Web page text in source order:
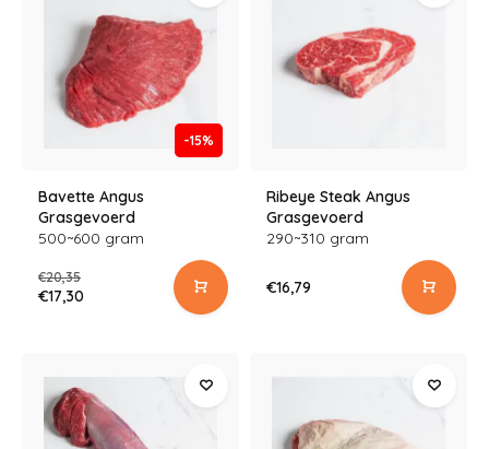
-15%
Bavette Angus
Grasgevoerd
500~600 gram
€20,35
€17,30
Ribeye Steak Angus
Grasgevoerd
290~310 gram
€16,79